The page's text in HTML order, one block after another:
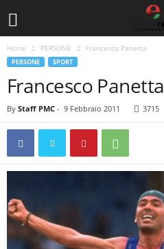
Home PERSONE Francesco Panetta
PERSONE SPORT
Francesco Panetta
By Staff PMC - 9 Febbraio 2011 3715